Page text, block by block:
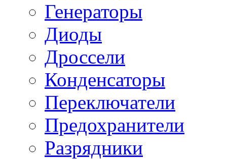
Генераторы
Диоды
Дроссели
Конденсаторы
Переключатели
Предохранители
Разрядники